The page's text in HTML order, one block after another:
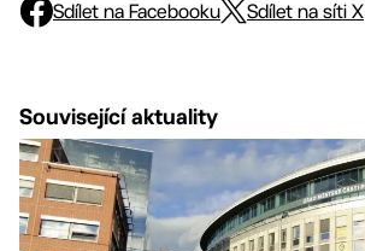
Sdílet na Facebooku Sdílet na síti X
Související aktuality